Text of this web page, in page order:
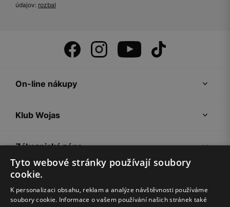
údajov: rozbal
On-line nákupy
Klub Wojas
Zákaznická zóna
Společnost Wojas
Tyto webové stránky používají soubory
cookie.
K personalizaci obsahu, reklam a analýze návštěvnosti používáme
soubory cookie. Informace o vašem používání našich stránek také